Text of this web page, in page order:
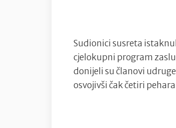
Sudionici susreta
cjelokupni program
donijeli su članovi
osvojivši čak četiri